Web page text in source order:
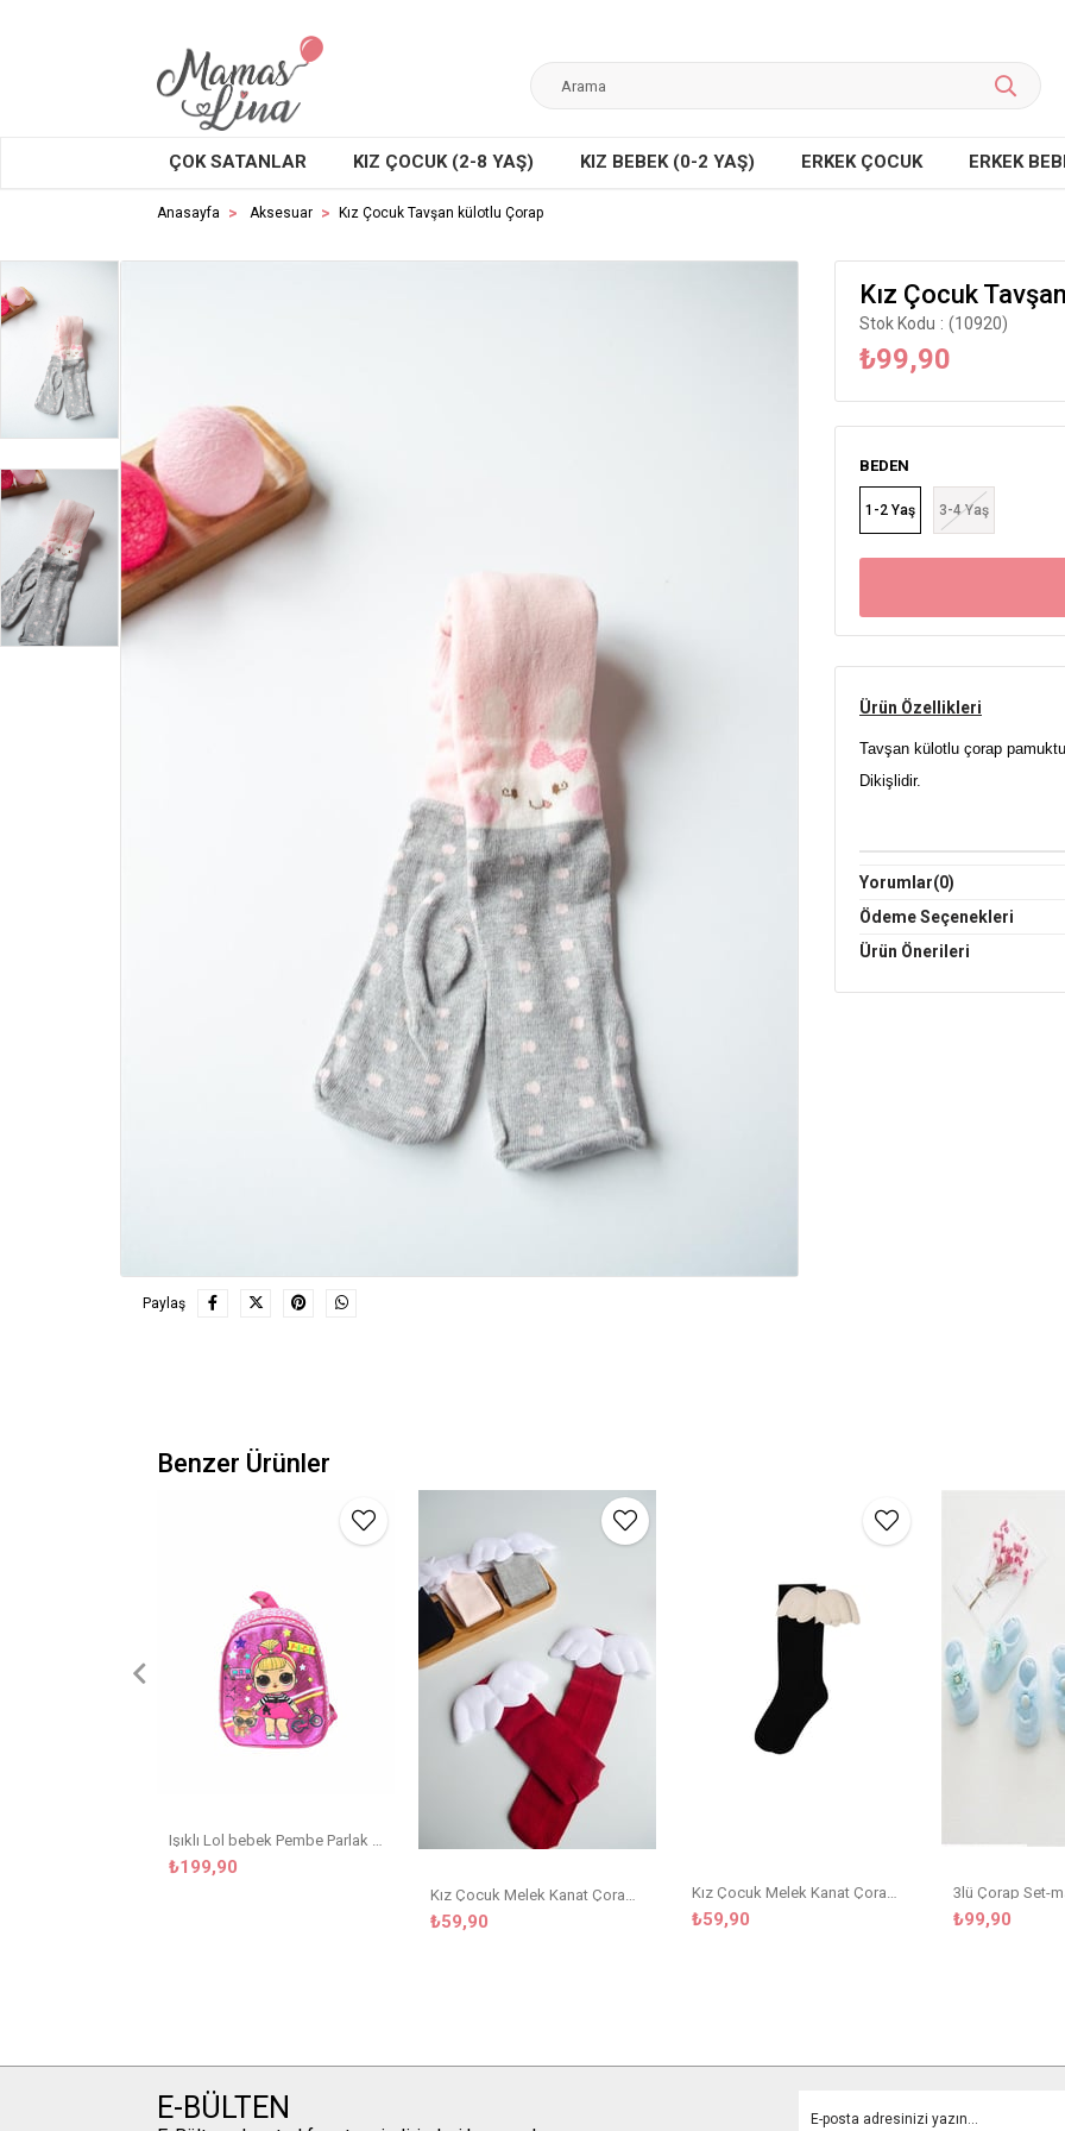
ÇOK SATANLAR KIZ ÇOCUK (2-8 YAŞ) KIZ BEBEK (0-2 YAŞ) ERKEK ÇOCUK ERKEK
Anasayfa Aksesuar Kız Çocuk Tavşan külotlu Çorap
Paylaş
Kız Çocuk
Stok Kodu (10920)
₺99,90
BEDEN
1-2 Yaş 3-4 Yaş
Ürün Özellikleri
Tavşan külotlu çorap
Dikişlidir.
Yorumlar(0)
Ödeme Seçenekleri
Ürün Önerileri
Benzer Ürünler
Işıklı Lol bebek Pembe Parlak Kreş Çanta
₺199,90
Kız Çocuk Melek Kanat Çorap Bordo
₺59,90
Kız Çocuk Melek Kanat Çorap Siyah
₺59,90
3lü Çorap Set-
₺99,90
E-BÜLTEN